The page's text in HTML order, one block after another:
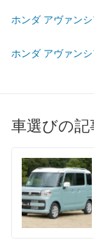
WLTC/市街地 -
WLTC/高速道路 -
60km定地 -
ホンダ アヴァン
ホンダ アヴァン
車選びの記